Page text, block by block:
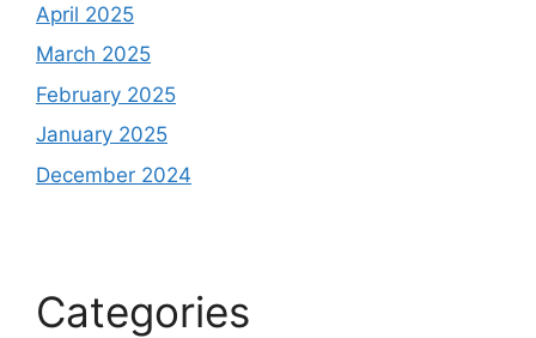
April 2025
March 2025
February 2025
January 2025
December 2024
Categories